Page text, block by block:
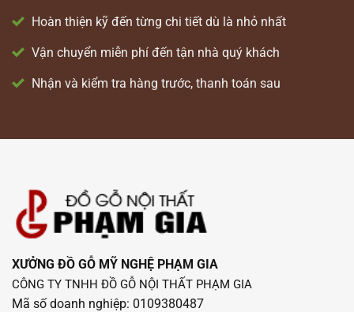
Hoàn thiện kỹ đến từng chi tiết dù là nhỏ nhất
Vận chuyển miễn phí đến tận nhà quý khách
Nhận và kiểm tra hàng trước, thanh toán sau
XƯỞNG ĐỒ GỖ MỸ NGHỆ PHẠM GIA
CÔNG TY TNHH ĐỒ GỖ NỘI THẤT PHẠM GIA
Mã số doanh nghiệp: 0109380487